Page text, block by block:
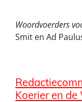
Woordvoerders
Smit en Ad
Koerier en de